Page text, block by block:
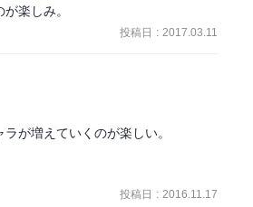
楽しみ。
投稿日 : 2017.03.11
が増えていくのが楽しい。
投稿日 : 2016.11.17